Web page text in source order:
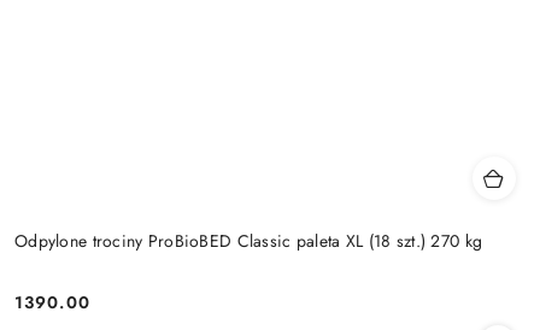
Odpylone trociny ProBioBED Classic paleta XL (18 szt.) 270 kg
Cena:
1390.00